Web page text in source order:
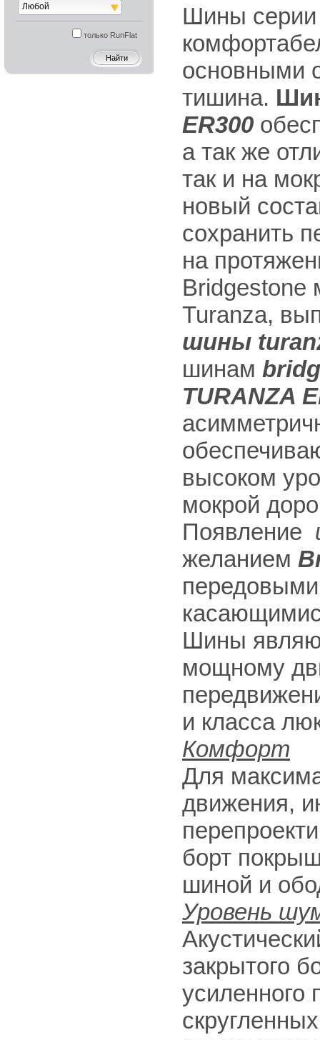
Любой
только RunFlat
Шины серии
основными
тишина.
ER300
а так же
так и на
новый
сохранить
на
Bridgestone
Turanza,
шины
шинам
TURANZA
высоком
мокрой
Появление
желанием
Шины
мощному
и класса
Комфорт
Для
движения,
борт
шиной и
Уровень
закрытого
усиленного